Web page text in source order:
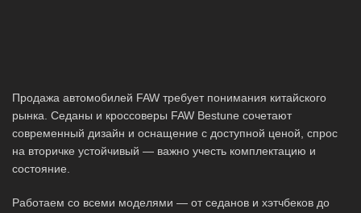
Продажа автомобилей FAW требует понимания китайского
рынка. Седаны и кроссоверы FAW Bestune сочетают
современный дизайн и оснащение с доступной ценой, спрос
на вторичке устойчивый — важно учесть комплектацию и
состояние.
Работаем со всеми моделями — от седанов и хэтчбеков до